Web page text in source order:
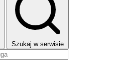
Szukaj w serwisie